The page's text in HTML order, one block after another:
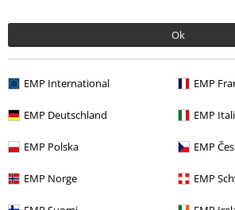
Ok
EMP International EMP
EMP Deutschland EMP
EMP Polska EMP
EMP Norge EMP
E-Mail Newsletter
Získejte 20% slevový poukaz, když se přihlásíte
Tímto souhlasím se zasíláním EMP Newslettru a